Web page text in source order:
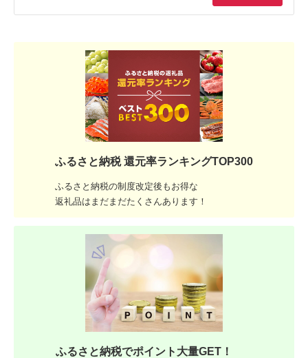
ふるさと納税 還元率ランキングTOP300
ふるさと納税の制度改定後もお得な
返礼品はまだまだたくさんあります！
ふるさと納税でポイント大量GET！